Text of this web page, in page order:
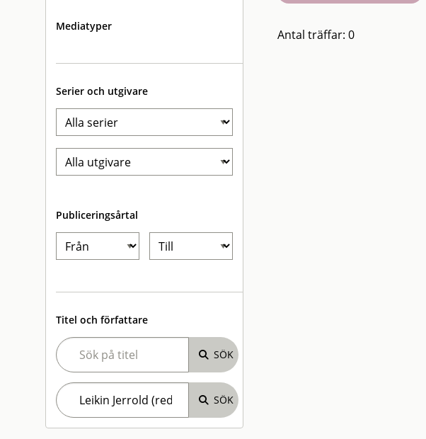
Mediatyper
Serier och utgivare
Publiceringsårtal
Titel och författare
Antal träffar: 0